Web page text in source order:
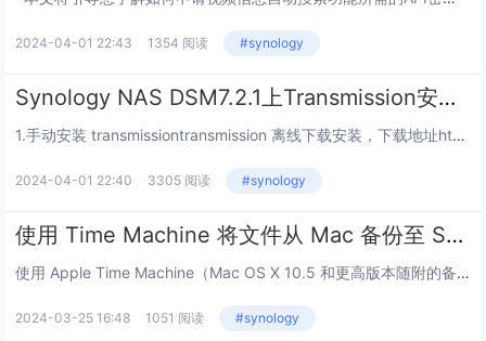
2024-04-01 22:43 1354 阅读 #synology
Synology NAS DSM7.2.1上Transmission安装、汉化、备份与恢复
1.手动安装 transmissiontransmission 离线下载安装，下载地址https://synocommunity.com/package/transmission#，找到适合自己的版本（我是918+选择的x86_64版本），...
2024-04-01 22:40 3305 阅读 #synology
使用 Time Machine 将文件从 Mac 备份至 Synology NAS
使用 Apple Time Machine（Mac OS X 10.5 和更高版本随附的备份实用程序），将数据从 Mac OS X 计算机备份至 Synology NAS。为 Time Machine 备份创建共享文件夹使用 管理...
2024-03-25 16:48 1051 阅读 #synology